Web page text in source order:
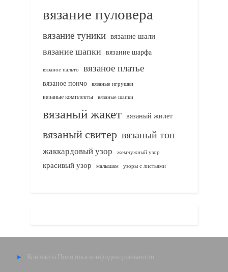
вязание пуловера
вязание туники вязание шали
вязание шапки вязание шарфа
вязаное пальто вязаное платье
вязаное пончо вязаные игрушки
вязаные комплекты
вязаные шапки
вязаный жакет вязаный жилет
вязаный свитер вязаный топ
жаккардовый узор жемчужный узор
красивый узор малышам узоры с листьями
Контакты Политика конфиденциальности